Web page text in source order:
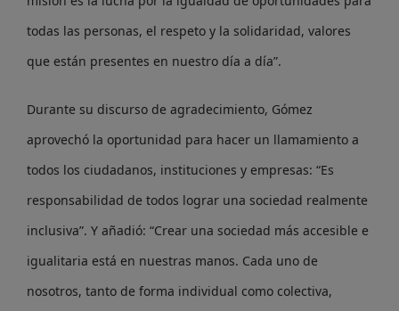
todas las personas, el respeto y la solidaridad, valores
que están presentes en nuestro día a día”.
Durante su discurso de agradecimiento, Gómez
aprovechó la oportunidad para hacer un llamamiento a
todos los ciudadanos, instituciones y empresas: “Es
responsabilidad de todos lograr una sociedad realmente
inclusiva”. Y añadió: “Crear una sociedad más accesible e
igualitaria está en nuestras manos. Cada uno de
nosotros, tanto de forma individual como colectiva,